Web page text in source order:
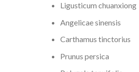
Ligusticum chuanxiong
Angelicae sinensis
Carthamus tinctorius
Prunus persica